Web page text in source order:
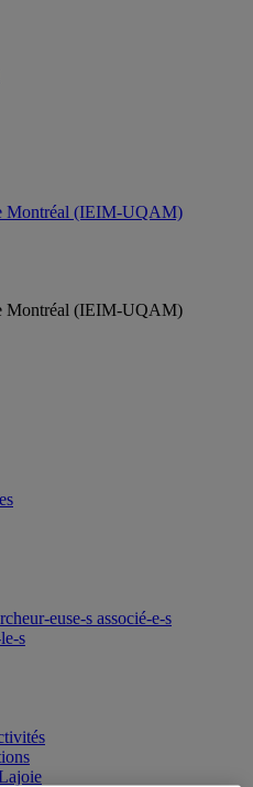
Montréal (IEIM-UQAM)
Montréal (IEIM-UQAM)
euse-s associé-e-s
s